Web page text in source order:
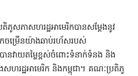
ភូសភាសហរដ្ឋអាមេរិកបានសម្ដែងនូវ
កចម្រើនយ៉ាងឆាប់រហ័សរបស់
ានវាយតម្លៃខ្ពស់ចំពោះទំនាក់ទំនង និង
ងសហរដ្ឋអាមេរិក និងកម្ពុជា។ គណៈប្រតិភូ